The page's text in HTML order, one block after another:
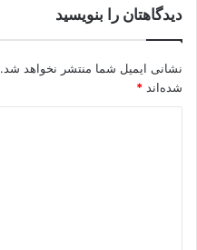
دیدگاهتان را بنویسید
نشانی ایمیل شما منتشر نخواهد شد.
شده‌اند *